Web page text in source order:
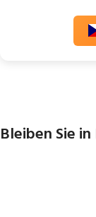
Bleiben Sie